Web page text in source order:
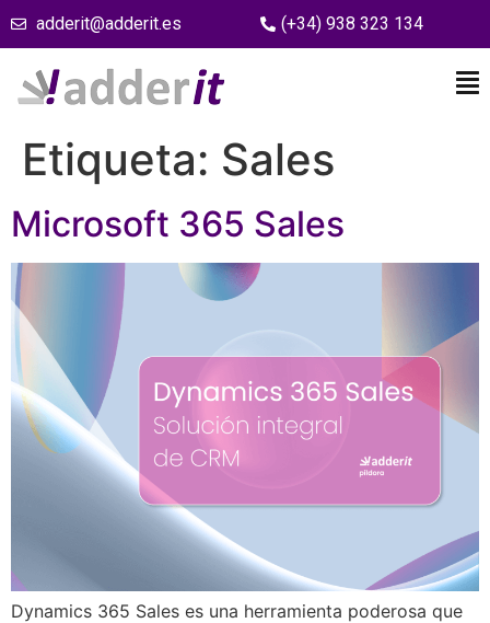
adderit@adderit.es (+34) 938 323 134
Etiqueta: Sales
Microsoft 365 Sales
Dynamics 365 Sales es una herramienta poderosa que